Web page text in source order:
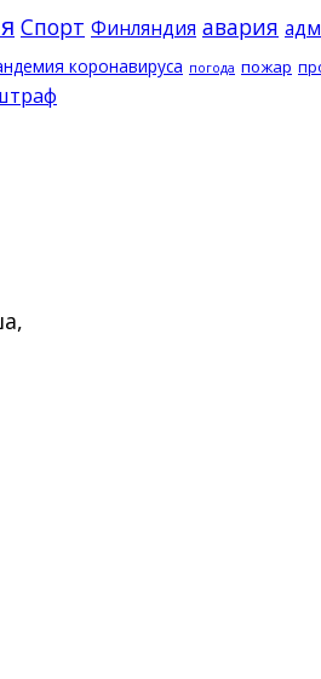
Спорт Финляндия авария
коронавируса погода пожар